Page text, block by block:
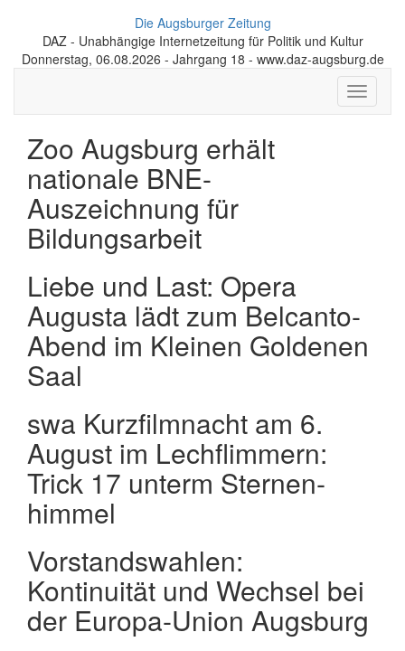
Die Augsburger Zeitung
DAZ - Unabhängige Internetzeitung für Politik und Kultur
Donnerstag, 06.08.2026 - Jahrgang 18 - www.daz-augsburg.de
Toggle
Zoo Augsburg erhält
nationale BNE-
Auszeichnung für
Bildungsarbeit
Liebe und Last: Opera
Augusta lädt zum Belcanto-
Abend im Kleinen Goldenen
Saal
swa Kurz­film­nacht am 6.
August im Lech­flim­mern:
Trick 17 unterm Sternen­
himmel
Vorstandswahlen:
Kontinuität und Wechsel bei
der Europa-Union Augsburg